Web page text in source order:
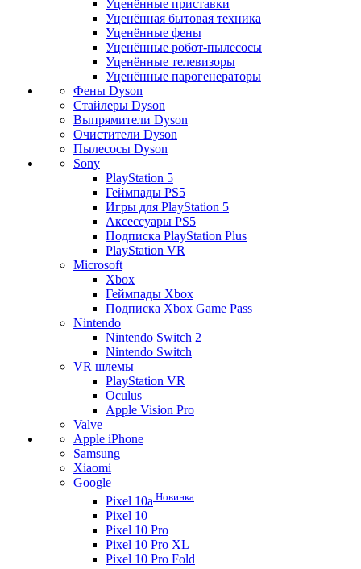
Уценённые приставки
Уценённая бытовая техника
Уценённые фены
Уценённые робот-пылесосы
Уценённые телевизоры
Уценённые парогенераторы
Фены Dyson
Стайлеры Dyson
Выпрямители Dyson
Очистители Dyson
Пылесосы Dyson
Sony
PlayStation 5
Геймпады PS5
Игры для PlayStation 5
Аксессуары PS5
Подписка PlayStation Plus
PlayStation VR
Microsoft
Xbox
Геймпады Xbox
Подписка Xbox Game Pass
Nintendo
Nintendo Switch 2
Nintendo Switch
VR шлемы
PlayStation VR
Oculus
Apple Vision Pro
Valve
Apple iPhone
Samsung
Xiaomi
Google
Pixel 10a Новинка
Pixel 10
Pixel 10 Pro
Pixel 10 Pro XL
Pixel 10 Pro Fold